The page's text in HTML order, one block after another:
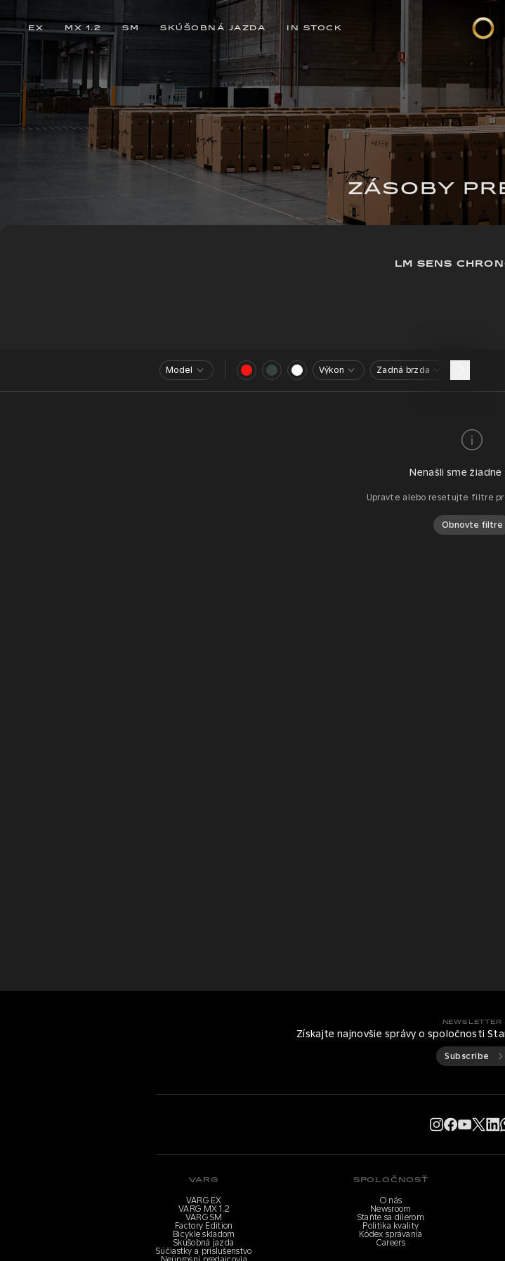
EX MX 1.2 SM SKÚŠOBNÁ JAZDA IN STOCK
ZÁSOBY
LM SENS
Model Výkon Zadná brzda
Nenašli sme žiadne
Upravte alebo resetujte filtre
Obnovte filtre
NEWSLETTER
Získajte najnovšie správy o spoločnosti
Subscribe
VARG
VARG EX
VARG MX 1.2
VARG SM
Factory Edition
Bicykle skladom
Skúšobná jazda
Súčiastky a príslušenstvo
SPOLOČNOSŤ
O nás
Newsroom
Staňte sa dílerom
Politika kvality
Kódex správania
Careers